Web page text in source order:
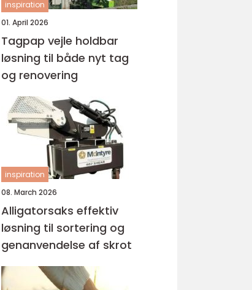
inspiration
01. April 2026
Tagpap vejle holdbar
løsning til både nyt tag
og renovering
inspiration
08. March 2026
Alligatorsaks effektiv
løsning til sortering og
genanvendelse af skrot